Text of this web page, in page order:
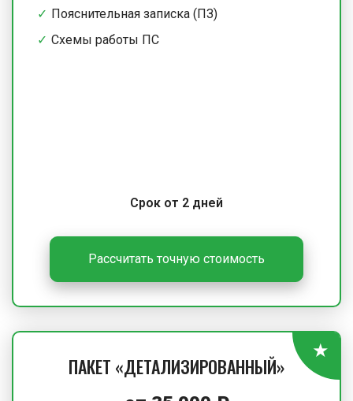
Пояснительная записка (ПЗ)
Схемы работы ПС
Срок от 2 дней
Рассчитать точную стоимость
ПАКЕТ «ДЕТАЛИЗИРОВАННЫЙ»